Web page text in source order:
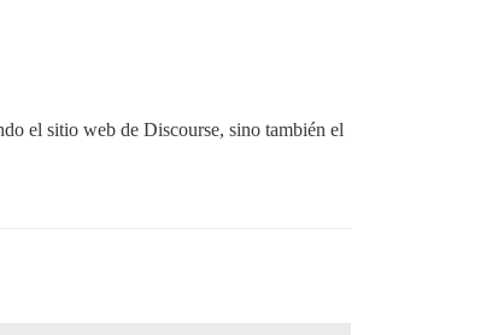
el sitio web de Discourse, sino también el